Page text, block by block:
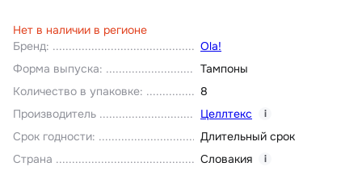
Бренд:
Ola!
Форма выпуска:
Тампоны
Количество в упаковке:
8
Производитель
Целлтекс i
Срок годности:
Длительный срок
Страна
Словакия i
Нет в наличии в регионе